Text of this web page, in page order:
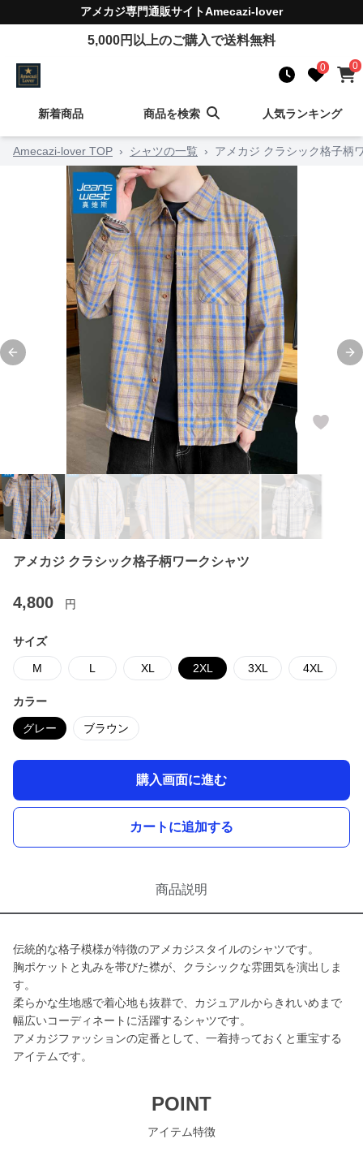
アメカジ専門通販サイトAmecazi-lover
5,000円以上のご購入で送料無料
0 0
新着商品 商品を検索 人気ランキング
Amecazi-lover TOP › シャツの一覧 › アメカジ クラシック格子柄
Previous slide
アメカジ クラシック格子柄ワークシャツ
4,800 円
サイズ
M L XL 2XL 3XL 4XL
カラー
グレー ブラウン
購入画面に進む
カートに追加する
商品説明
伝統的な格子模様が特徴のアメカジスタイルのシャツです。
胸ポケットと丸みを帯びた襟が、クラシックな雰囲気を演出しま
す。
柔らかな生地感で着心地も抜群で、カジュアルからきれいめまで
幅広いコーディネートに活躍するシャツです。
アメカジファッションの定番として、一着持っておくと重宝する
アイテムです。
POINT
アイテム特徴